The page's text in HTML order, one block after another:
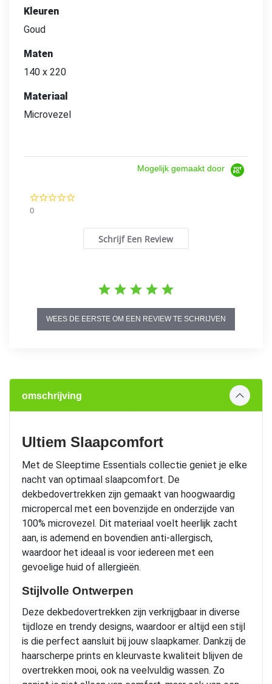
Kleuren
Goud
Maten
140 x 220
Materiaal
Microvezel
Mogelijk gemaakt door
0
Schrijf Een Review
WEES DE EERSTE OM EEN REVIEW TE SCHRIJVEN
omschrijving
Ultiem Slaapcomfort
Met de Sleeptime Essentials collectie geniet je elke
nacht van optimaal slaapcomfort. De
dekbedovertrekken zijn gemaakt van hoogwaardig
micropercal met een bovenzijde en onderzijde van
100% microvezel. Dit materiaal voelt heerlijk zacht
aan, is ademend en bovendien anti-allergisch,
waardoor het ideaal is voor iedereen met een
gevoelige huid of allergieën.
Stijlvolle Ontwerpen
Deze dekbedovertrekken zijn verkrijgbaar in diverse
tijdloze en trendy designs, waardoor er altijd een stijl
is die perfect aansluit bij jouw slaapkamer. Dankzij de
haarscherpe prints en kleurvaste kwaliteit blijven de
overtrekken mooi, ook na veelvuldig wassen. Zo